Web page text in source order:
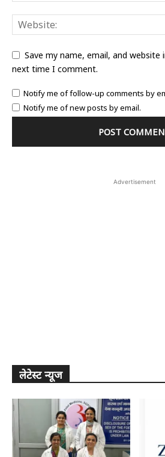
Save my name, email, and
next time I comment.
Notify me of follow-up comments by
Notify me of new posts by email.
Advertisement
लेटेस्ट न्यूज